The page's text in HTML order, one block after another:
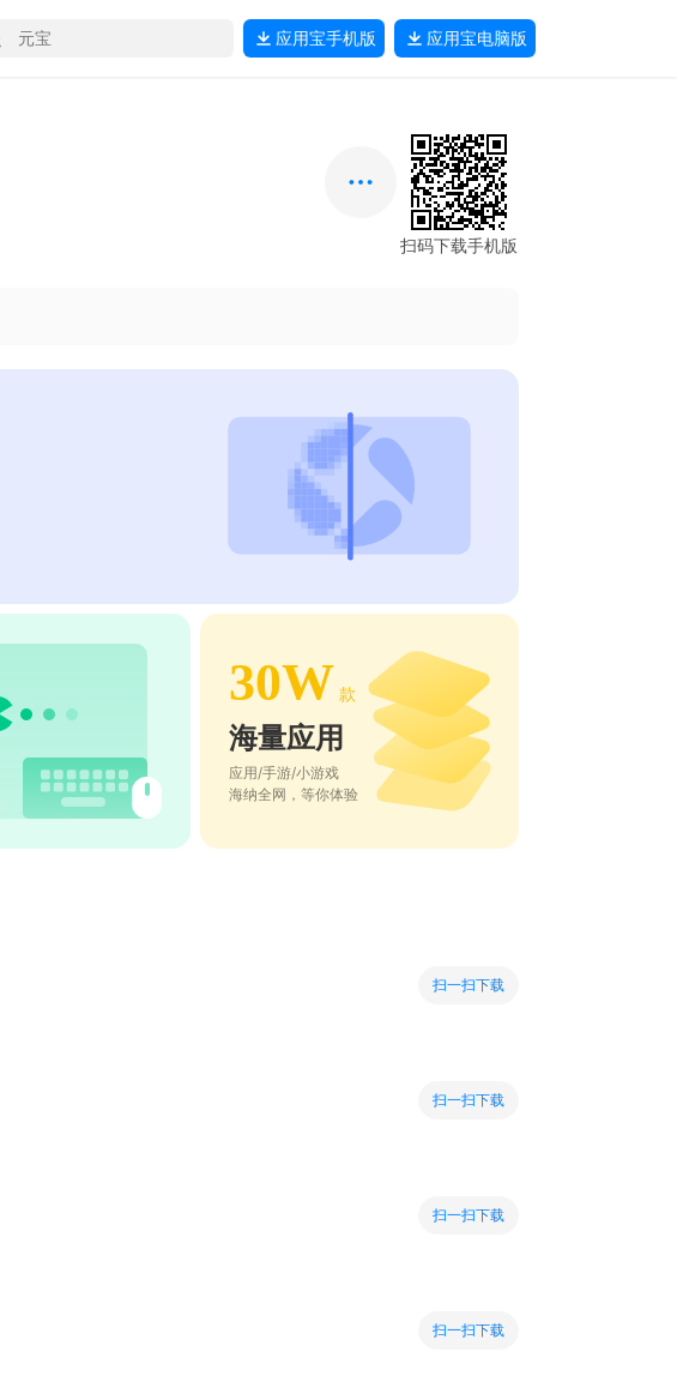
应用宝手机版 应用宝电脑版
扫码下载手机版
30W 款
海量应用
应用/手游/小游戏
海纳全网，等你体验
扫一扫下载
扫一扫下载
扫一扫下载
扫一扫下载